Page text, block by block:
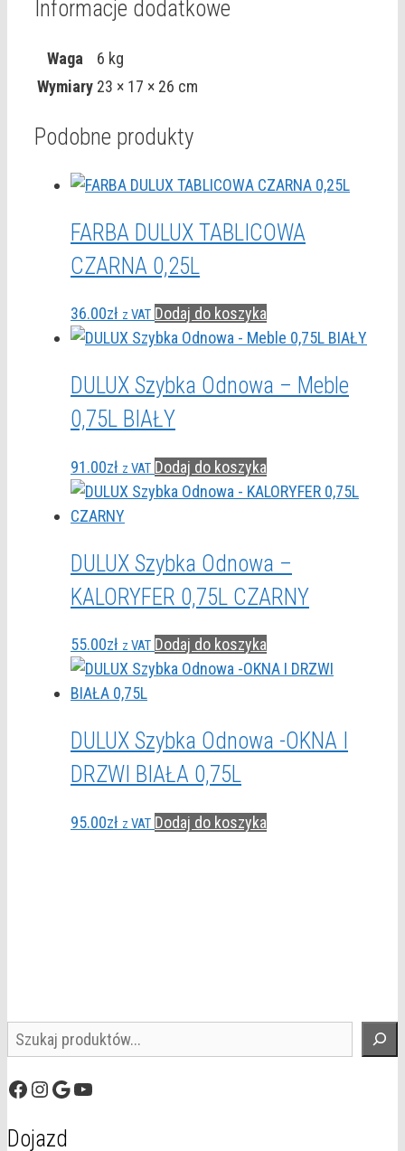
Informacje dodatkowe
Waga
6 kg
Wymiary 23 × 17 × 26 cm
Podobne produkty
FARBA DULUX TABLICOWA
CZARNA 0,25L
36.00zł z VAT Dodaj do koszyka
DULUX Szybka Odnowa – Meble
0,75L BIAŁY
91.00zł z VAT Dodaj do koszyka
DULUX Szybka Odnowa –
KALORYFER 0,75L CZARNY
55.00zł z VAT Dodaj do koszyka
DULUX Szybka Odnowa -OKNA I
DRZWI BIAŁA 0,75L
95.00zł z VAT Dodaj do koszyka
Szukaj
Facebook
Instagram
GoogleYouTube
Dojazd